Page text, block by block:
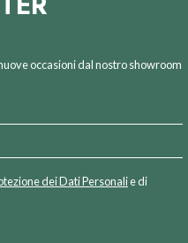
occasioni dal nostro showroom
dei Dati Personalie di